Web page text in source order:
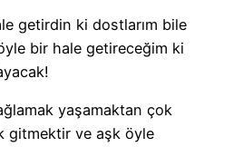
getirdin ki dostlarım bile
bir hale getireceğim ki
yaşamaktan çok
gitmektir ve aşk öyle